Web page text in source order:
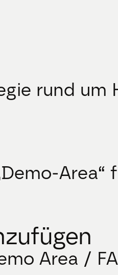
rund um
Area“
Area /